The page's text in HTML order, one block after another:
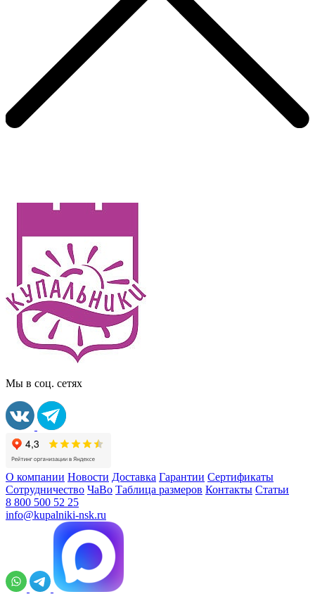
Мы в соц. сетях
О компании Новости Доставка Гарантии Сертификаты
Сотрудничество ЧаВо Таблица размеров Контакты Статьи
8 800 500 52 25
info@kupalniki-nsk.ru